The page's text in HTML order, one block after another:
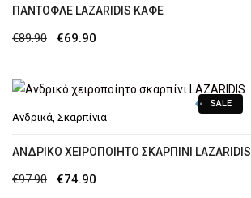
ΠΑΝΤΟΦΛΈ LAZARIDIS KΑΦΈ
€89.90
Original
was:
€89.90.
€69.90
τιμή
SALE
Ανδρικά, Σκαρπίνια
AΝΔΡΙΚΌ ΧΕΙΡΟΠΟΊΗΤΟ ΣΚΑΡΠΊΝΙ LAZARIDIS
€97.90
Original
€74.90